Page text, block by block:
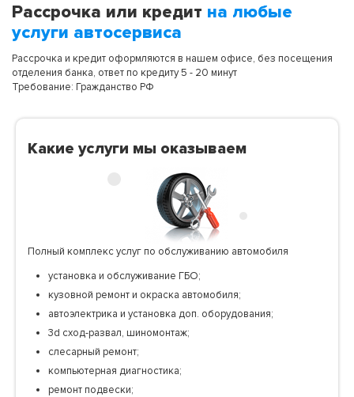
Рассрочка или кредит на любые
услуги автосервиса
Рассрочка и кредит оформляются в нашем офисе, без посещения
отделения банка, ответ по кредиту 5 - 20 минут
Требование: Гражданство РФ
Какие услуги мы оказываем
Полный комплекс услуг по обслуживанию автомобиля
установка и обслуживание ГБО;
кузовной ремонт и окраска автомобиля;
автоэлектрика и установка доп. оборудования;
3d сход-развал, шиномонтаж;
слесарный ремонт;
компьютерная диагностика;
ремонт подвески;